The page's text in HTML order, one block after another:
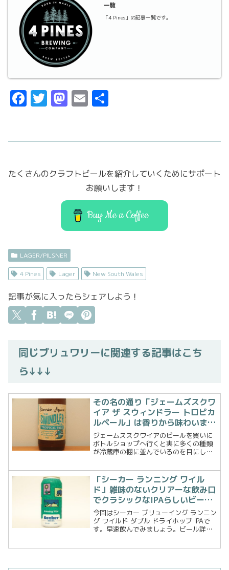
一覧
「4 Pines」の記事一覧です。
F
e
o
T
t
M
o
o
n
E
l
たくさんのクラフトビールを紹介していくためにサポート
お願いします！
Buy Me a Coffee
LAGER/PILSNER
4 Pines Lager New South Wales
記事が気に入ったらシェアしよう！
同じブリュワリーに関連する記事はこち
ら↓↓↓
その名の通り「ジェームズスクワ
イア ザ スウィンドラー トロピカ
ルペール」は香りから味わいまで
トロピカルなビール！
ジェームススクワイアのビールを買いに
ボトルショップへ行くと実に多くの種類
が冷蔵庫の棚に並んでいるのを目にしま
ビールから過去に販売されたビール、期
間限定で製造販売されてい...
「シーカー ランニング ワイル
ド」雑味のないクリアーな飲み口
でクラシックなIPAらしいビー
ル！
今回はシーカー ブリューイング ランニン
グ ワイルド ダブル ドライホップ IPAで
す。早速飲んでみましょう。ビール詳細